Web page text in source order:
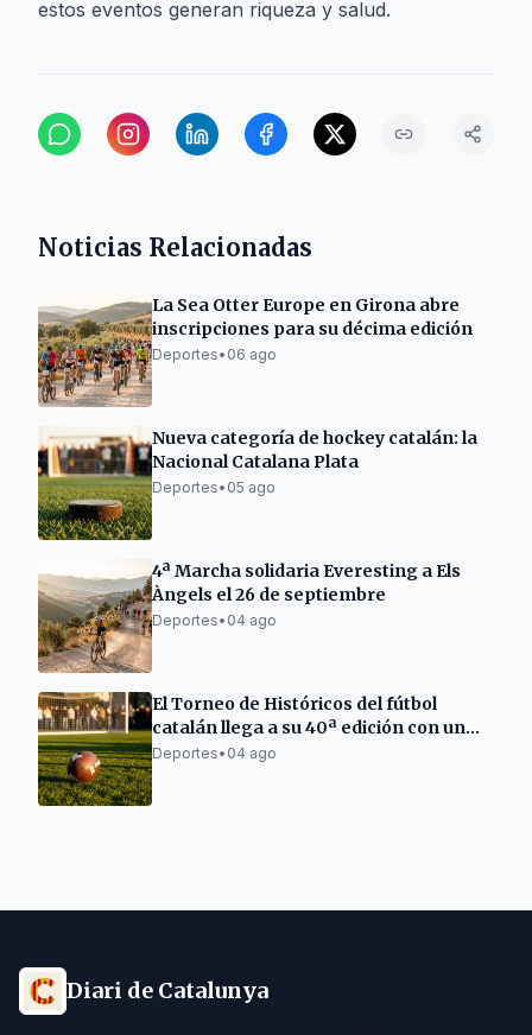
estos eventos generan riqueza y salud.
Noticias Relacionadas
La Sea Otter Europe en Girona abre
inscripciones para su décima edición
Deportes• 06 ago
Nueva categoría de hockey catalán: la
Nacional Catalana Plata
Deportes• 05 ago
4ª Marcha solidaria Everesting a Els
Àngels el 26 de septiembre
Deportes• 04 ago
El Torneo de Históricos del fútbol
catalán llega a su 40ª edición con un
cartel de lujo
Deportes• 04 ago
Diari de Catalunya